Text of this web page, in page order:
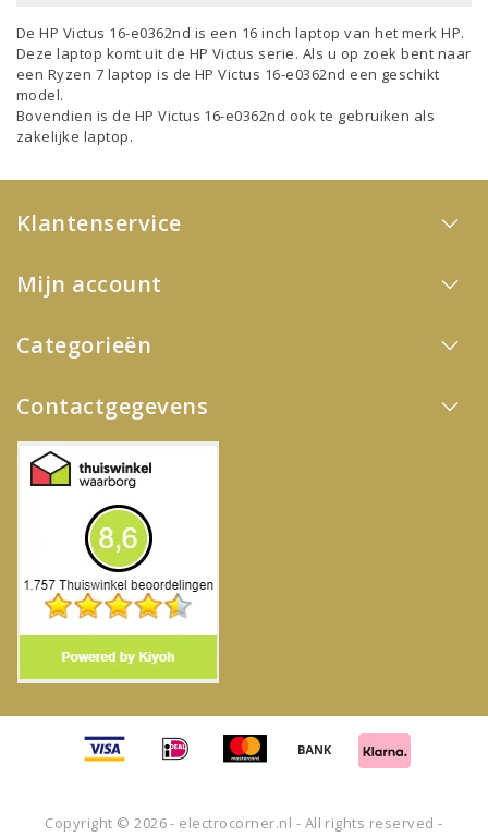
De HP Victus 16-e0362nd is een 16 inch laptop van het merkHP.
Deze laptop komt uit de HP Victus serie. Als u op zoek bent naar
een Ryzen 7 laptopis de HP Victus 16-e0362nd een geschikt
model.
Bovendien is de HP Victus 16-e0362nd ook te gebruiken als
zakelijke laptop.
Klantenservice
Mijn account
Categorieën
Contactgegevens
Copyright © 2026 - electrocorner.nl - All rights reserved -